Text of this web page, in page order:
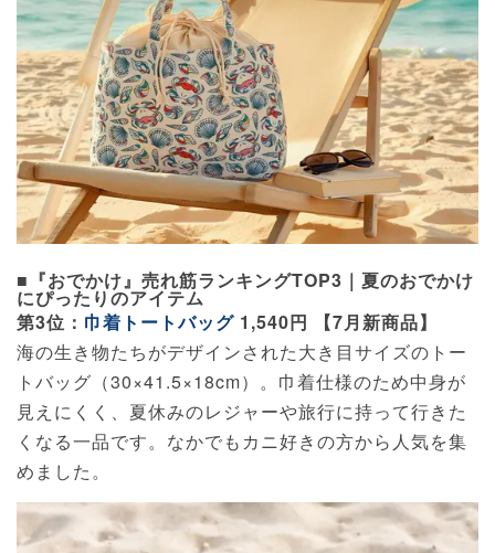
■『おでかけ』売れ筋ランキングTOP3｜夏のおでかけ
にぴったりのアイテム
第3位： 巾着トートバッグ 1,540円 【7月新商品】
海の生き物たちがデザインされた大き目サイズのトー
トバッグ（30×41.5×18cm）。巾着仕様のため中身が
見えにくく、夏休みのレジャーや旅行に持って行きた
くなる一品です。なかでもカニ好きの方から人気を集
めました。